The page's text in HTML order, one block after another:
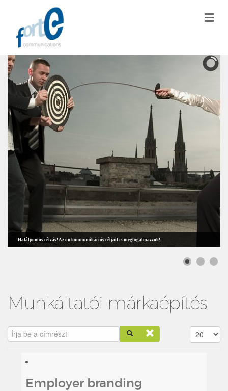
Halálpontos célzás! Az ön kommunikációs céljait is megfogalmazzuk!
Munkáltatói márkaépítés
Írja be a címrészt Tételek #
Employer branding